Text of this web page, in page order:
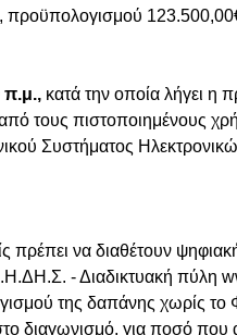
προϋπολογισμού
π.μ., κατά την οποία λήγει
από τους πιστοποιημένους
Συστήματος
πρέπει να διαθέτουν
- Διαδικτυακή πύλη
της δαπάνης χωρίς
για ποσό που